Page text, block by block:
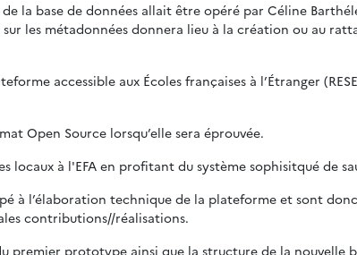
la base de données allait être opéré par Céline
les métadonnées donnera lieu à la création ou au
accessible aux Écoles françaises à l’Étranger
Open Source lorsqu’elle sera éprouvée.
locaux à l'EFA en profitant du système sophisitqué de
à l’élaboration technique de la plateforme et sont
contributions//réalisations.
premier prototype ainsi que la structure de la nouvelle